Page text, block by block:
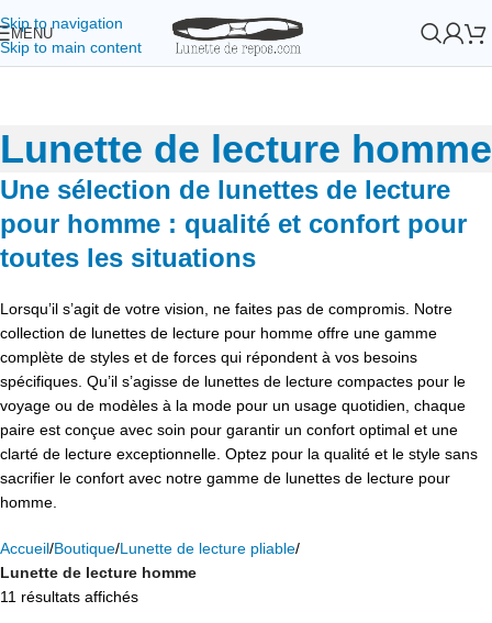
Skip to navigation
Skip to main content
MENU
Lunette de lecture homme
Une sélection de lunettes de lecture
pour homme : qualité et confort pour
toutes les situations
Lorsqu’il s’agit de votre vision, ne faites pas de compromis. Notre
collection de lunettes de lecture pour homme offre une gamme
complète de styles et de forces qui répondent à vos besoins
spécifiques. Qu’il s’agisse de lunettes de lecture compactes pour le
voyage ou de modèles à la mode pour un usage quotidien, chaque
paire est conçue avec soin pour garantir un confort optimal et une
clarté de lecture exceptionnelle. Optez pour la qualité et le style sans
sacrifier le confort avec notre gamme de lunettes de lecture pour
homme.
Accueil/Boutique/Lunette de lecture pliable/
Lunette de lecture homme
11 résultats affichés